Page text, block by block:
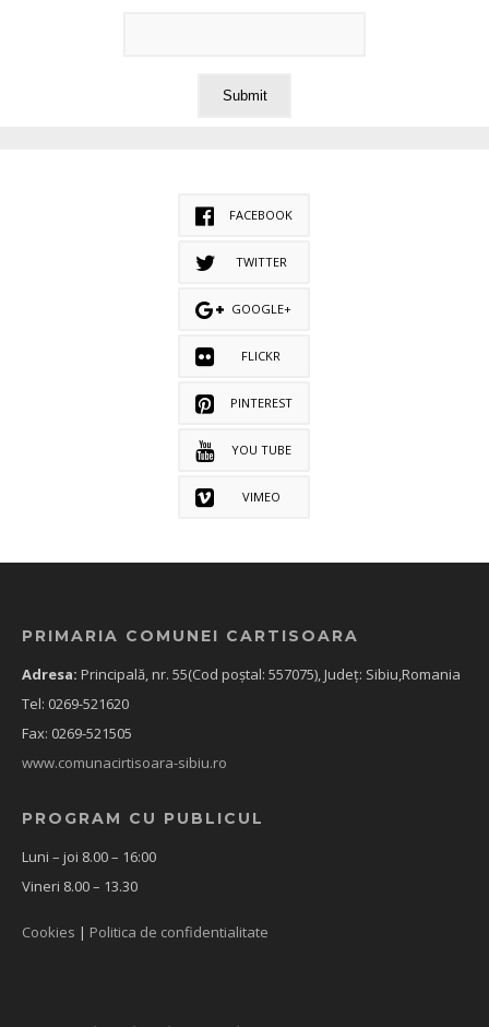
FACEBOOK
TWITTER
GOOGLE+
FLICKR
PINTEREST
YOU TUBE
VIMEO
PRIMARIA COMUNEI CARTISOARA
Adresa: Principală, nr. 55(Cod poștal: 557075), Județ: Sibiu,Romania
Tel: 0269-521620
Fax: 0269-521505
www.comunacirtisoara-sibiu.ro
PROGRAM CU PUBLICUL
Luni – joi 8.00 – 16:00
Vineri 8.00 – 13.30
Cookies | Politica de confidentialitate